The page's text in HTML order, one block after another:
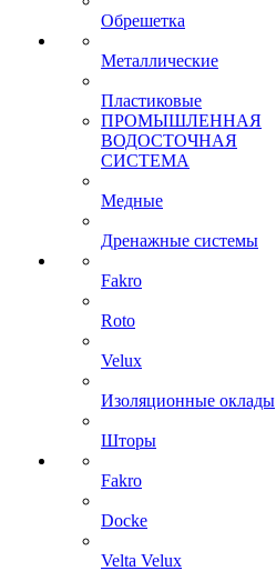
Обрешетка
Металлические
Пластиковые
ПРОМЫШЛЕННАЯ
ВОДОСТОЧНАЯ
СИСТЕМА
Медные
Дренажные системы
Fakro
Roto
Velux
Изоляционные оклады
Шторы
Fakro
Docke
Velta Velux